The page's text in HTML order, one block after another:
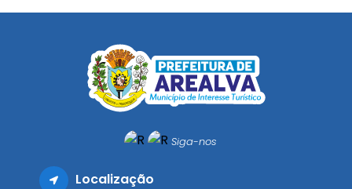
Siga-nos
Localização